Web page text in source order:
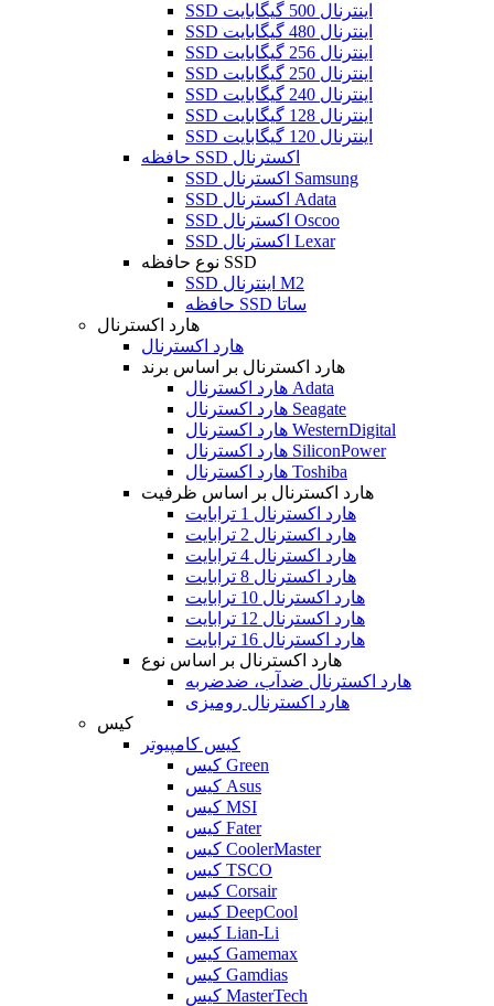
SSD اینترنال 500 گیگابایت
SSD اینترنال 480 گیگابایت
SSD اینترنال 256 گیگابایت
SSD اینترنال 250 گیگابایت
SSD اینترنال 240 گیگابایت
SSD اینترنال 128 گیگابایت
SSD اینترنال 120 گیگابایت
حافظه SSD اکسترنال
SSD اکسترنال Samsung
SSD اکسترنال Adata
SSD اکسترنال Oscoo
SSD اکسترنال Lexar
نوع حافظه SSD
SSD اینترنال M2
حافظه SSD ساتا
هارد اکسترنال
هارد اکسترنال
هارد اکسترنال بر اساس برند
هارد اکسترنال Adata
هارد اکسترنال Seagate
هارد اکسترنال WesternDigital
هارد اکسترنال SiliconPower
هارد اکسترنال Toshiba
هارد اکسترنال بر اساس ظرفیت
هارد اکسترنال 1 ترابایت
هارد اکسترنال 2 ترابایت
هارد اکسترنال 4 ترابایت
هارد اکسترنال 8 ترابایت
هارد اکسترنال 10 ترابایت
هارد اکسترنال 12 ترابایت
هارد اکسترنال 16 ترابایت
هارد اکسترنال بر اساس نوع
هارد اکسترنال ضدآب، ضدضربه
هارد اکسترنال رومیزی
کیس
کیس کامپیوتر
کیس Green
کیس Asus
کیس MSI
کیس Fater
کیس CoolerMaster
کیس TSCO
کیس Corsair
کیس DeepCool
کیس Lian-Li
کیس Gamemax
کیس Gamdias
کیس MasterTech